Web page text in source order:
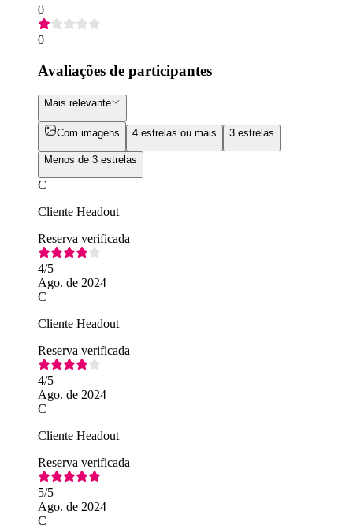
0
0
Avaliações de participantes
Mais relevante
Com imagens 4 estrelas ou mais 3 estrelas
Menos de 3 estrelas
C
Cliente Headout
Reserva verificada
4/5
Ago. de 2024
C
Cliente Headout
Reserva verificada
4/5
Ago. de 2024
C
Cliente Headout
Reserva verificada
5/5
Ago. de 2024
C